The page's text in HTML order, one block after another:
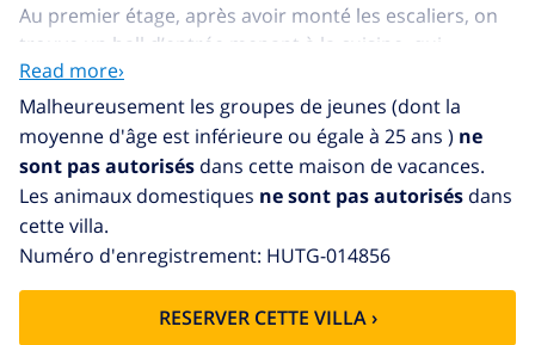
Au premier étage, après avoir monté les escaliers, on
trouve un hall d’entrée menant à la cuisine, qui
dispose d’une petite terrasse parfaite pour les petits-
déjeuners en plein air. Depuis ce même hall, on accède
à l’étage supérieur, où se trouvent trois chambres
(deux avec lits superposés et une chambre double)
ainsi que deux salles de bains complètes.
La salle à manger, spacieuse et lumineuse, offre un
accès direct à l’extérieur, avec un espace barbecue et
un petit patio. De là, un escalier mène à la partie
supérieure du terrain, où se trouve la maison de la
Read more›
Malheureusement les groupes de jeunes (dont la
moyenne d'âge est inférieure ou égale à 25 ans ) ne
sont pas autorisés dans cette maison de vacances.
Les animaux domestiques ne sont pas autorisés dans
cette villa.
Numéro d'enregistrement: HUTG-014856
RESERVER CETTE VILLA ›